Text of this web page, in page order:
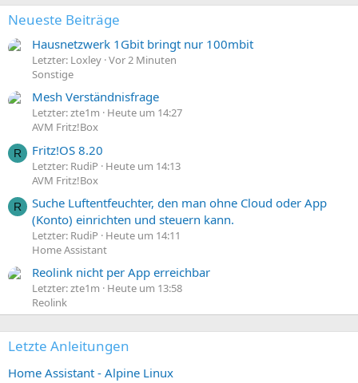
Neueste Beiträge
Hausnetzwerk 1Gbit bringt nur 100mbit
Letzter: Loxley Vor 2 Minuten
Sonstige
Mesh Verständnisfrage
Letzter: zte1m
Heute um 14:27
AVM Fritz!Box
R Fritz!OS 8.20
Letzter: RudiP
Heute um 14:13
AVM Fritz!Box
R
Suche Luftentfeuchter, den man ohne Cloud oder App
(Konto) einrichten und steuern kann.
Letzter: RudiP
Heute um 14:11
Home Assistant
Reolink nicht per App erreichbar
Letzter: zte1m
Heute um 13:58
Reolink
Letzte Anleitungen
Home Assistant - Alpine Linux